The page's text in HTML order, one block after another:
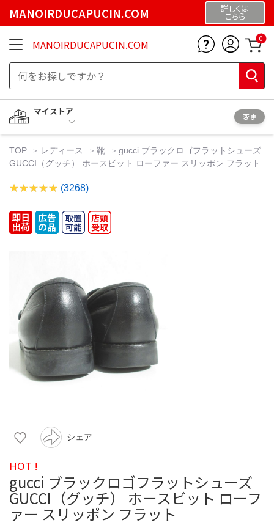
MANOIRDUCAPUCIN.COM 詳しくは
こちら
MANOIRDUCAPUCIN.COM 0
マイストア
変更
TOP レディース 靴
gucci ブラックロゴフラットシューズ
GUCCI（グッチ） ホースビット ローファー スリッポン フラット
(3268)
シェア
HOT !
gucci ブラックロゴフラットシューズ
GUCCI（グッチ） ホースビット ローフ
ァー スリッポン フラット